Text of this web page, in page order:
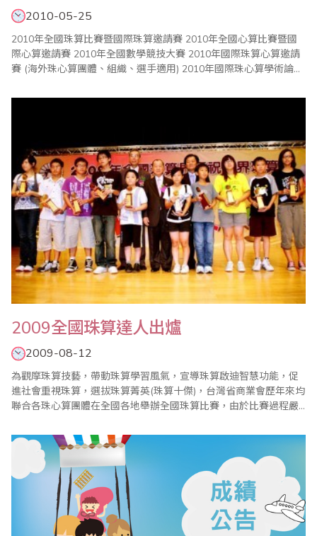
2010-05-25
2010年全國珠算比賽暨國際珠算邀請賽 2010年全國心算比賽暨國
際心算邀請賽 2010年全國數學競技大賽 2010年國際珠算心算邀請
賽 (海外珠心算團體、組織、選手適用) 2010年國際珠心算學術論壇
2009全國珠算達人出爐
2009-08-12
為觀摩珠算技藝，帶動珠算學習風氣，宣導珠算啟迪智慧功能，促
進社會重視珠算，選拔珠算菁英(珠算十傑)，台灣省商業會歷年來均
聯合各珠心算團體在全國各地舉辦全國珠算比賽，由於比賽過程嚴
珠心算教育蓬勃發展。今年，2009年全國珠算比賽暨珠算達人競技
大會已於8月9日在台北縣政府603大禮堂盛大舉行，共有來自全國
珠心算程度均在段位以上選手83名報名參賽..